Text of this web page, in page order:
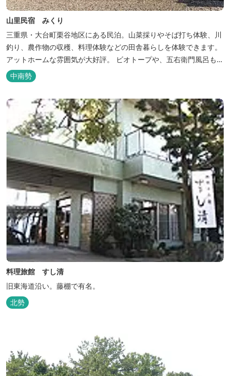
山里民宿 みくり
三重県・大台町栗谷地区にある民泊。山菜採りやそば打ち体験、川
釣り、農作物の収穫、料理体験などの田舎暮らしを体験できます。
アットホームな雰囲気が大好評。 ビオトープや、五右衛門風呂も楽
しめます。6月はホタル観賞が人気。 夜になると周囲は真っ暗。都
会には無い闇の中を飛び交うヒメホタル・ヘイケボタルを観賞した
り、星空を眺めたり・・・ 初夏の早朝には「アカショウビン」の美
しい声を聞く事ができた...
中南勢
料理旅館 すし清
旧東海道沿い。藤棚で有名。
北勢